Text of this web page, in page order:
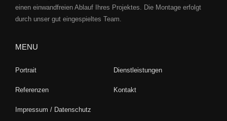
einen einwandfreien Ablauf Ihres Projektes. Die Montage erfolgt
durch unser gut eingespieltes Team.
MENU
Portrait Dienstleistungen
Referenzen Kontakt
Impressum / Datenschutz